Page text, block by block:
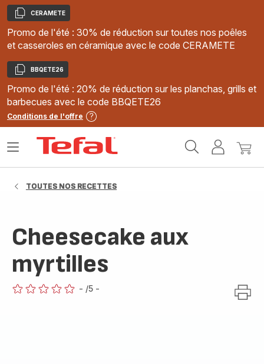
Copier
CERAMETE
Promo de l'été : 30% de réduction sur toutes nos poêles
et casseroles en céramique avec le code CERAMETE
Copier
BBQETE26
Promo de l'été : 20% de réduction sur les planchas, grills et
barbecues avec le code BBQETE26
Conditions de l'offre
MonMon
Ouvrir
TOUTES NOS RECETTES
Cheesecake aux
myrtilles
- /5 -